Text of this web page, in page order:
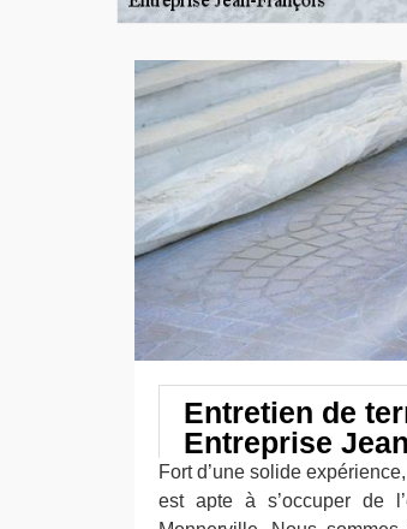
Entretien de
Entreprise
Fort d’une solide
est apte à s’occuper de